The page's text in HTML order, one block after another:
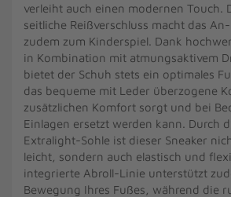
verleiht auch einen modernen Touch.
seitliche Reißverschluss macht das
zudem zum Kinderspiel. Dank
in Kombination mit atmungsaktivem
bietet der Schuh stets ein optimales
das bequeme mit Leder überzogene
zusätzlichen Komfort sorgt und bei
Einlagen ersetzt werden kann. Durch
Extralight-Sohle ist dieser Sneaker
leicht, sondern auch elastisch und
integrierte Abroll-Linie unterstützt
Bewegung Ihres Fußes, während die